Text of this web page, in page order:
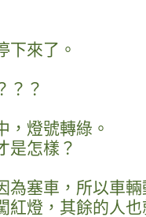
下來了。
？？
，燈號轉綠。
是怎樣？
為塞車，所以車
紅燈，其餘的人